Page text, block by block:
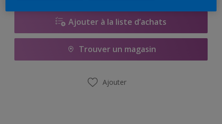
Ajouter à la liste d’achats
Trouver un magasin
Ajouter